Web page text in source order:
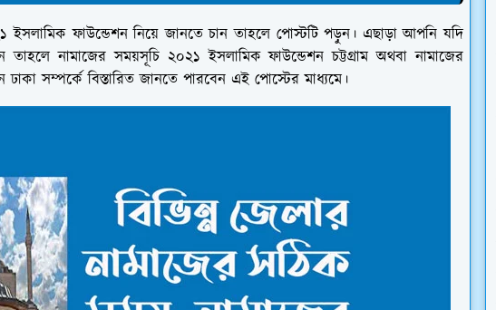
ফাউন্ডেশন নিয়ে জানতে চান তাহলে পোস্টটি পড়ুন। এছাড়া আপনি যদি
তাহলে নামাজের সময়সূচি ২০২১ ইসলামিক ফাউন্ডেশন চট্টগ্রাম অথবা নামাজের
সম্পর্কে বিস্তারিত জানতে পারবেন এই পোস্টের মাধ্যমে।